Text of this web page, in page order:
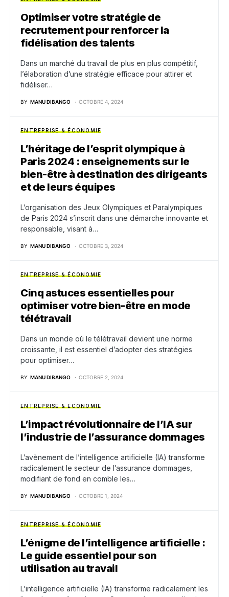
Optimiser votre stratégie de
recrutement pour renforcer la
fidélisation des talents
Dans un marché du travail de plus en plus compétitif,
l’élaboration d’une stratégie efficace pour attirer et
fidéliser…
BY MANU DIBANGO OCTOBRE 4, 2024
ENTREPRISE & ÉCONOMIE
L’héritage de l’esprit olympique à
Paris 2024 : enseignements sur le
bien-être à destination des dirigeants
et de leurs équipes
L’organisation des Jeux Olympiques et Paralympiques
de Paris 2024 s’inscrit dans une démarche innovante et
responsable, visant à…
BY MANU DIBANGO OCTOBRE 3, 2024
ENTREPRISE & ÉCONOMIE
Cinq astuces essentielles pour
optimiser votre bien-être en mode
télétravail
Dans un monde où le télétravail devient une norme
croissante, il est essentiel d’adopter des stratégies
pour optimiser…
BY MANU DIBANGO OCTOBRE 2, 2024
ENTREPRISE & ÉCONOMIE
L’impact révolutionnaire de l’IA sur
l’industrie de l’assurance dommages
L’avènement de l’intelligence artificielle (IA) transforme
radicalement le secteur de l’assurance dommages,
modifiant de fond en comble les…
BY MANU DIBANGO OCTOBRE 1, 2024
ENTREPRISE & ÉCONOMIE
L’énigme de l’intelligence artificielle :
Le guide essentiel pour son
utilisation au travail
L’intelligence artificielle (IA) transforme radicalement les